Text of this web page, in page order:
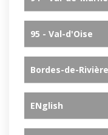
95 - Val-d'Oise
Bordes-de-Rivière
ENglish